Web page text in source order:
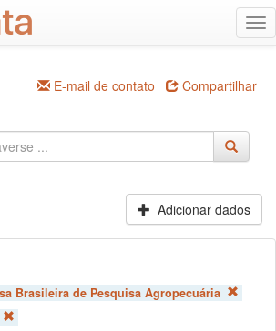
E-mail de contato Compartilhar
Adicionar dados
Brasileira de Pesquisa Agropecuária